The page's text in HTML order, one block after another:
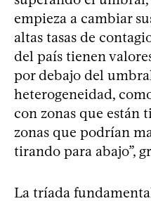
empieza a cambiar
altas tasas de
del país tienen
por debajo del
heterogeneidad,
con zonas que están
zonas que podrían
tirando para abajo”,
La tríada